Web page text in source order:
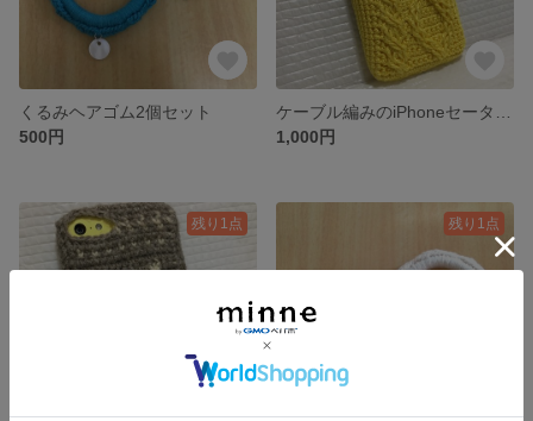
くるみヘアゴム2個セット
500円
1,000円
残り1点 残り1点